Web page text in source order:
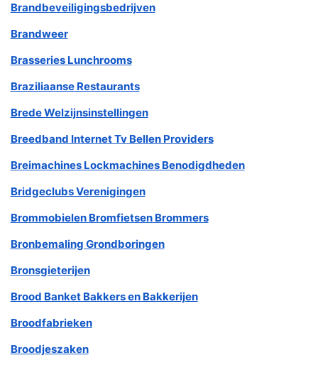
Brandbeveiligingsbedrijven
Brandweer
Brasseries Lunchrooms
Braziliaanse Restaurants
Brede Welzijnsinstellingen
Breedband Internet Tv Bellen Providers
Breimachines Lockmachines Benodigdheden
Bridgeclubs Verenigingen
Brommobielen Bromfietsen Brommers
Bronbemaling Grondboringen
Bronsgieterijen
Brood Banket Bakkers en Bakkerijen
Broodfabrieken
Broodjeszaken